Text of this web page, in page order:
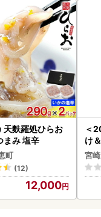
天麩羅処ひらお
み 塩辛
町
(12)
12,000
＜
け
も
-
宮